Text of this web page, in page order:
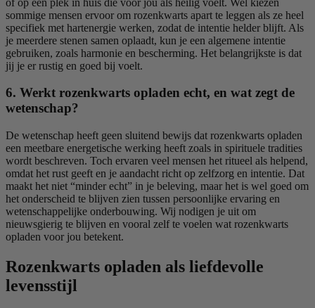
sommige mensen ervoor om rozenkwarts apart te leggen als ze heel
specifiek met hartenergie werken, zodat de intentie helder blijft. Als
je meerdere stenen samen oplaadt, kun je een algemene intentie
gebruiken, zoals harmonie en bescherming. Het belangrijkste is dat
jij je er rustig en goed bij voelt.
6. Werkt rozenkwarts opladen echt, en wat zegt de
wetenschap?
De wetenschap heeft geen sluitend bewijs dat rozenkwarts opladen
een meetbare energetische werking heeft zoals in spirituele tradities
wordt beschreven. Toch ervaren veel mensen het ritueel als helpend,
omdat het rust geeft en je aandacht richt op zelfzorg en intentie. Dat
maakt het niet “minder echt” in je beleving, maar het is wel goed om
het onderscheid te blijven zien tussen persoonlijke ervaring en
wetenschappelijke onderbouwing. Wij nodigen je uit om
nieuwsgierig te blijven en vooral zelf te voelen wat rozenkwarts
opladen voor jou betekent.
Rozenkwarts opladen als liefdevolle
levensstijl